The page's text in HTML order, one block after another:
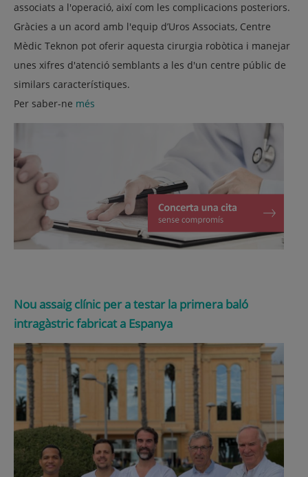
associats a l'operació, així com les complicacions posteriors.
Gràcies a un acord amb l'equip d’Uros Associats, Centre
Mèdic Teknon pot oferir aquesta cirurgia robòtica i manejar
unes xifres d'atenció semblants a les d'un centre públic de
similars característiques.
Per saber-ne més
Nou assaig clínic per a testar la primera baló
intragàstric fabricat a Espanya